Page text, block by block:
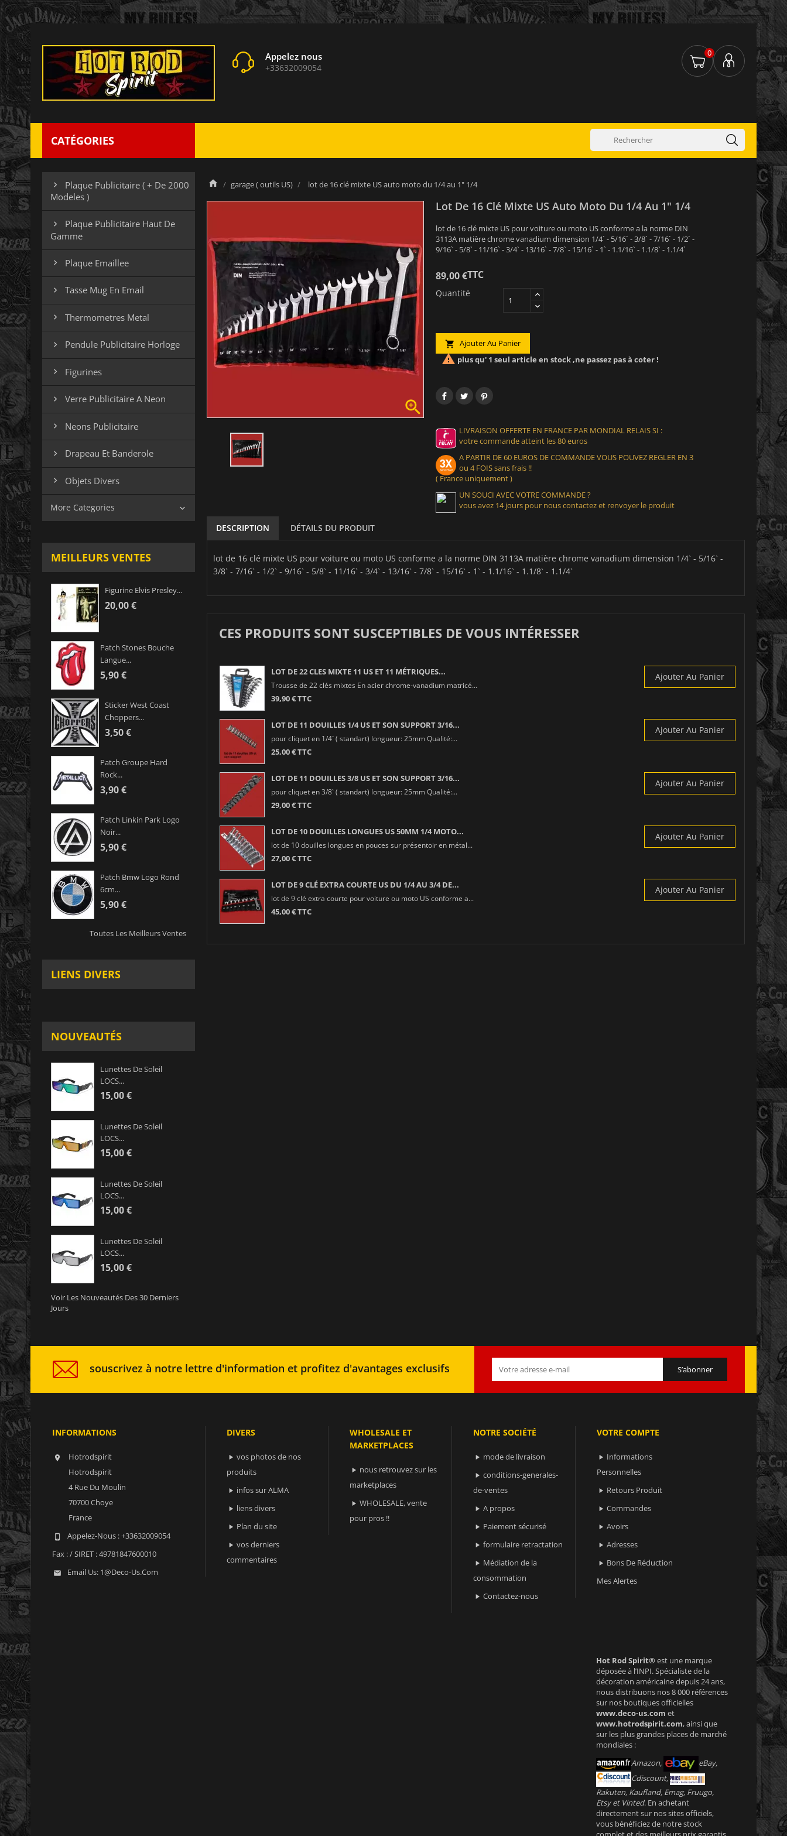
Appelez nous
+33632009054
0
CATÉGORIES

Plaque Publicitaire ( + De 2000
Modeles )

Plaque Publicitaire Haut De
Gamme
 Plaque Emaillee
 Tasse Mug En Email
 Thermometres Metal
 Pendule Publicitaire Horloge
 Figurines
 Verre Publicitaire A Neon
 Neons Publicitaire
 Drapeau Et Banderole
 Objets Divers
More Categories 
MEILLEURS VENTES
Figurine Elvis Presley...
20,00 €
Patch Stones Bouche
Langue...
5,90 €
Sticker West Coast
Choppers...
3,50 €
Patch Groupe Hard
Rock...
3,90 €
Patch Linkin Park Logo
Noir...
5,90 €
Patch Bmw Logo Rond
6cm...
5,90 €
Toutes Les Meilleurs Ventes
LIENS DIVERS
NOUVEAUTÉS
Lunettes De Soleil
LOCS...
15,00 €
Lunettes De Soleil
LOCS...
15,00 €
Lunettes De Soleil
LOCS...
15,00 €
Lunettes De Soleil
LOCS...
15,00 €
Voir Les Nouveautés Des 30 Derniers
Jours
garage ( outils US) lot de 16 clé mixte US auto moto du 1/4 au 1" 1/4

Lot De 16 Clé Mixte US Auto Moto Du 1/4 Au 1" 1/4
lot de 16 clé mixte US pour voiture ou moto US conforme a la norme DIN
3113A matière chrome vanadium dimension 1/4` - 5/16` - 3/8` - 7/16` - 1/2` -
9/16` - 5/8` - 11/16` - 3/4` - 13/16` - 7/8` - 15/16` - 1` - 1.1/16` - 1.1/8` - 1.1/4`
89,00 €TTC
Quantité
 Ajouter Au Panier
 plus qu' 1 seul article en stock ,ne passez pas à coter !
LIVRAISON OFFERTE EN FRANCE PAR MONDIAL RELAIS SI :
votre commande atteint les 80 euros
A PARTIR DE 60 EUROS DE COMMANDE VOUS POUVEZ REGLER EN 3
ou 4 FOIS sans frais !!
( France uniquement )
UN SOUCI AVEC VOTRE COMMANDE ?
vous avez 14 jours pour nous contactez et renvoyer le produit
DESCRIPTION DÉTAILS DU PRODUIT
lot de 16 clé mixte US pour voiture ou moto US conforme a la norme DIN 3113A matière chrome vanadium dimension 1/4` - 5/16` -
3/8` - 7/16` - 1/2` - 9/16` - 5/8` - 11/16` - 3/4` - 13/16` - 7/8` - 15/16` - 1` - 1.1/16` - 1.1/8` - 1.1/4`
CES PRODUITS SONT SUSCEPTIBLES DE VOUS INTÉRESSER
LOT DE 22 CLES MIXTE 11 US ET 11 MÉTRIQUES...
Trousse de 22 clés mixtes En acier chrome-vanadium matricé...
39,90 € TTC
Ajouter Au Panier
LOT DE 11 DOUILLES 1/4 US ET SON SUPPORT 3/16...
pour cliquet en 1/4` ( standart) longueur: 25mm Qualité:...
25,00 € TTC
Ajouter Au Panier
LOT DE 11 DOUILLES 3/8 US ET SON SUPPORT 3/16...
pour cliquet en 3/8` ( standart) longueur: 25mm Qualité:...
29,00 € TTC
Ajouter Au Panier
LOT DE 10 DOUILLES LONGUES US 50MM 1/4 MOTO...
lot de 10 douilles longues en pouces sur présentoir en métal...
27,00 € TTC
Ajouter Au Panier
LOT DE 9 CLÉ EXTRA COURTE US DU 1/4 AU 3/4 DE...
lot de 9 clé extra courte pour voiture ou moto US conforme a...
45,00 € TTC
Ajouter Au Panier
souscrivez à notre lettre d'information et profitez d'avantages exclusifs
INFORMATIONS

Hotrodspirit
Hotrodspirit
4 Rue Du Moulin
70700 Choye
France
 Appelez-Nous :+33632009054
Fax :/ SIRET : 49781847600010
 Email Us: 1@deco-Us.com
DIVERS
 vos photos de nos
produits
 infos sur ALMA
 liens divers
 Plan du site
 vos derniers
commentaires
WHOLESALE ET
MARKETPLACES
 nous retrouvez sur les
marketplaces
 WHOLESALE, vente
pour pros !!
NOTRE SOCIÉTÉ
 mode de livraison
 conditions-generales-
de-ventes
 A propos
 Paiement sécurisé
 formulaire retractation
 Médiation de la
consommation
 Contactez-nous
VOTRE COMPTE
 Informations
Personnelles
 Retours Produit
 Commandes
 Avoirs
 Adresses
 Bons De Réduction
Mes Alertes
Hot Rod Spirit®est une marque
déposée à l’INPI. Spécialiste de la
décoration américaine depuis 24 ans,
nous distribuons nos 8 000 références
sur nos boutiques officielles
www.deco-us.com et
www.hotrodspirit.com, ainsi que
sur les plus grandes places de marché
mondiales :
Amazon,
eBay,
Cdiscount,
Rakuten, Kaufland, Emag, Fruugo,
Etsy et Vinted. En achetant
directement sur nos sites officiels,
vous bénéficiez de notre stock